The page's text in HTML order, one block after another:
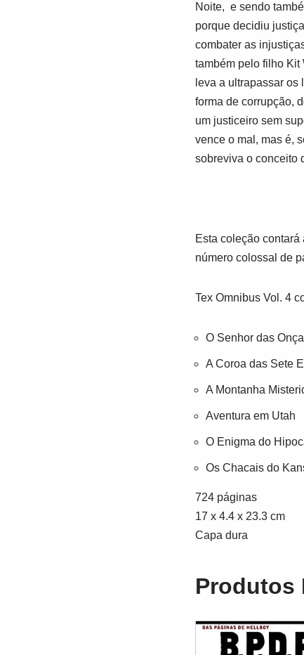
Noite, e sendo
porque decidiu
combater as
também pelo filho Kit
leva a ultrapassar
forma de corrupção,
um justiceiro sem
vence o mal, mas é,
sobreviva o conceito
Esta coleção
número colossal de
Tex Omnibus Vol. 4
O Senhor das
A Coroa das Sete
A Montanha
Aventura em Utah
O Enigma do
Os Chacais do
724 páginas
17 x 4.4 x 23.3 cm
Capa dura
Produtos